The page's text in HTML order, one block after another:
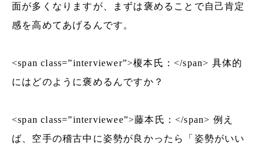
面が多くなりますが、まずは褒めることで自己肯定
感を高めてあげるんです。
<span class=”interviewer”>榎本氏：</span> 具体的
にはどのように褒めるんですか？
<span class=”interviewee”>藤本氏：</span> 例え
ば、空手の稽古中に姿勢が良かったら「姿勢がいい